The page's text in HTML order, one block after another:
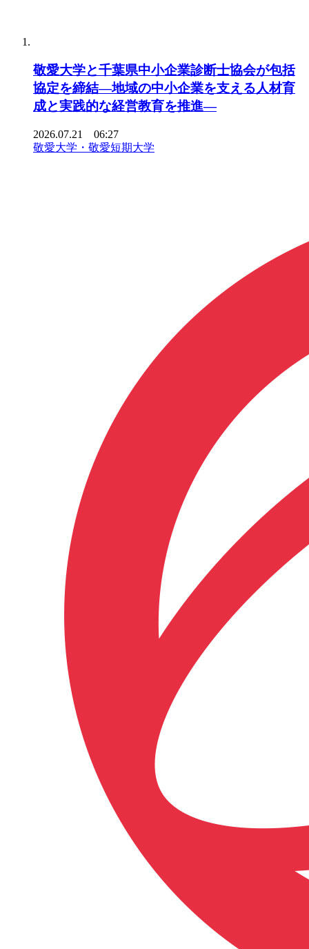
敬愛大学と千葉県中小企業診断士協会が包括
協定を締結―地域の中小企業を支える人材育
成と実践的な経営教育を推進―
2026.07.21 06:27
敬愛大学・敬愛短期大学